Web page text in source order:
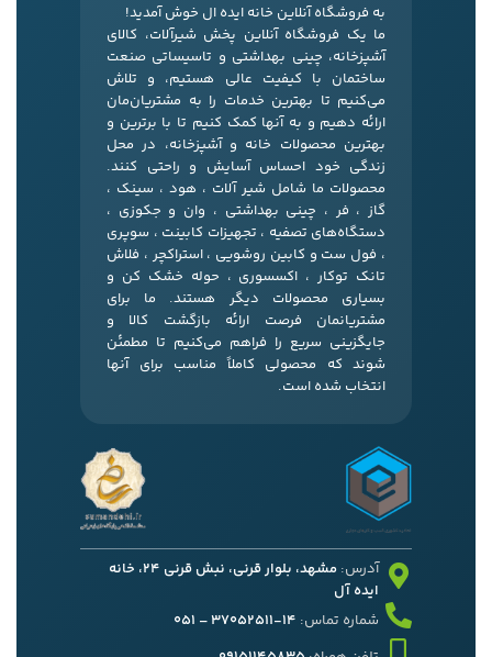
به فروشگاه آنلاین خانه ایده ال خوش آمدید!
ما یک فروشگاه آنلاین پخش شیرآلات، کالای
آشپزخانه، چینی بهداشتی و تاسیساتی صنعت
ساختمان با کیفیت عالی هستیم، و تلاش
می‌کنیم تا بهترین خدمات را به مشتریان‌مان
ارائه دهیم و به آنها کمک کنیم تا با برترین و
بهترین محصولات خانه و آشپزخانه، در محل
زندگی خود احساس آسایش و راحتی کنند.
محصولات ما شامل شیر آلات ، هود ، سینک ،
گاز ، فر ، چینی بهداشتی ، وان و جکوزی ،
دستگاه‌های تصفیه ، تجهیزات کابینت ، سوپری
، فول ست و کابین روشویی ، استراکچر ، فلاش
تانک توکار ، اکسسوری ، حوله خشک کن و
بسیاری محصولات دیگر هستند. ما برای
مشتریانمان فرصت ارائه بازگشت کالا و
جایگزینی سریع را فراهم می‌کنیم تا مطمئن
شوند که محصولی کاملاً مناسب برای آنها
انتخاب شده است.
آدرس:
مشهد، بلوار قرنی، نبش قرنی 24، خانه
ایده آل
شماره تماس: 14-37052511 – 051